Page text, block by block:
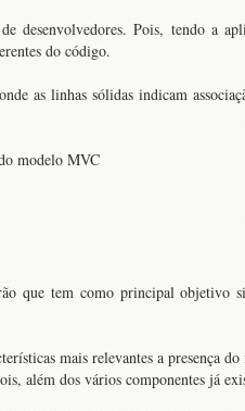
desenvolvedores. Pois, tendo a
do código.
as linhas sólidas indicam
que tem como principal objetivo
mais relevantes a presença
além dos vários componentes já